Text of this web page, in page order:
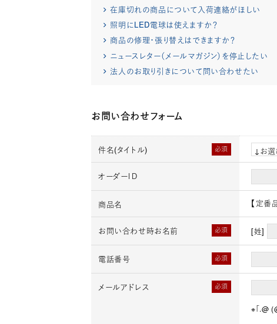
在庫切れの商品について入荷連絡がほしい
照明にLED電球は使えますか？
商品の修理・張り替えはできますか？
ニュースレター（メールマガジン）を停止したい
法人のお取り引きについて問い合わせたい
お問い合わせフォーム
必須
件名(タイトル)
オーダーＩＤ
商品名 【定
必須
お問い合わせ時お名前 [姓]
必須
電話番号
必須
メールアドレス
※「.@